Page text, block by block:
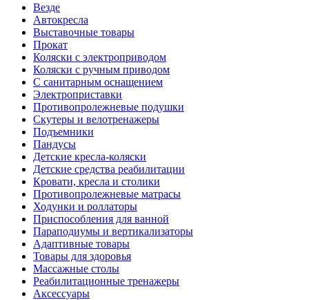
Везде
Автокресла
Выставочные товары
Прокат
Коляски с электроприводом
Коляски с ручным приводом
С санитарным оснащением
Электроприставки
Противопролежневые подушки
Скутеры и велотренажеры
Подъемники
Пандусы
Детские кресла-коляски
Детские средства реабилитации
Кровати, кресла и столики
Противопролежневые матрасы
Ходунки и роллаторы
Приспособления для ванной
Параподиумы и вертикализаторы
Адаптивные товары
Товары для здоровья
Массажные столы
Реабилитационные тренажеры
Аксессуары